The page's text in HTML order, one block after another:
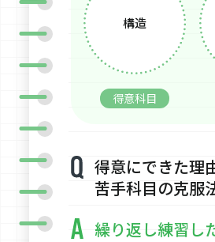
構造
得意科目
得意にできた理
苦手科目の克服
繰り返し練習し